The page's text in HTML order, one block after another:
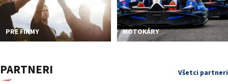
PRE FIRMY MOTOKÁRY
PARTNERI Všetci partneri